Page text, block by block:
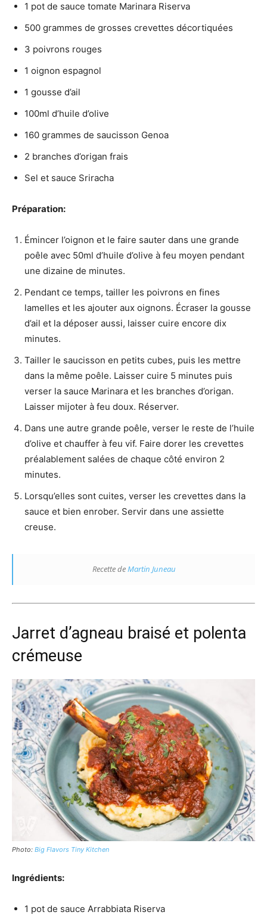
1 pot de sauce tomate Marinara Riserva
500 grammes de grosses crevettes décortiquées
3 poivrons rouges
1 oignon espagnol
1 gousse d’ail
100ml d’huile d’olive
160 grammes de saucisson Genoa
2 branches d’origan frais
Sel et sauce Sriracha
Préparation:
Émincer l’oignon et le faire sauter dans une grande
poêle avec 50ml d’huile d’olive à feu moyen pendant
une dizaine de minutes.
Pendant ce temps, tailler les poivrons en fines
lamelles et les ajouter aux oignons. Écraser la gousse
d’ail et la déposer aussi, laisser cuire encore dix
minutes.
Tailler le saucisson en petits cubes, puis les mettre
dans la même poêle. Laisser cuire 5 minutes puis
verser la sauce Marinara et les branches d’origan.
Laisser mijoter à feu doux. Réserver.
Dans une autre grande poêle, verser le reste de l’huile
d’olive et chauffer à feu vif. Faire dorer les crevettes
préalablement salées de chaque côté environ 2
minutes.
Lorsqu’elles sont cuites, verser les crevettes dans la
sauce et bien enrober. Servir dans une assiette
creuse.
Recette deMartin Juneau
Jarret d’agneau braisé et polenta
crémeuse
Photo: Big Flavors Tiny Kitchen
Ingrédients:
1 pot de sauce Arrabbiata Riserva